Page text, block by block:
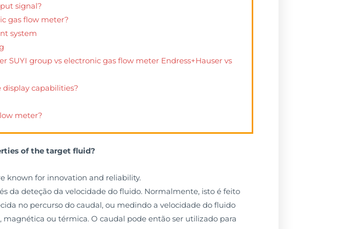
signal?
gas flow meter?
system
group vs electronic gas flow meter Endress+Hauser vs
capabilities?
meter?
of the target fluid?
known for innovation and reliability.
da deteção da velocidade do fluido. Normalmente, isto é feito
no percurso do caudal, ou medindo a velocidade do fluido
ou térmica. O caudal pode então ser utilizado para